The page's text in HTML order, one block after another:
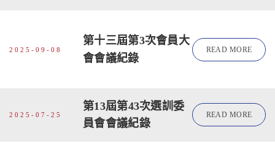
2025-09-08
第十三屆第3次會員大
會會議紀錄
READ MORE
2025-07-25
第13屆第43次選訓委
員會會議紀錄
READ MORE